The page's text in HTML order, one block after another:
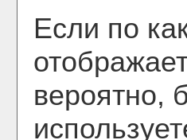
Если по
вероятно,